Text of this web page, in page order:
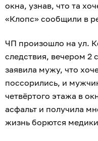
окна, узнав, что та
«Клопс» сообщили в
ЧП произошло на ул.
следствия, вечером 2
заявила мужу, что
поссорились, и
четвёртого этажа в
асфальт и получила
жизнь борются